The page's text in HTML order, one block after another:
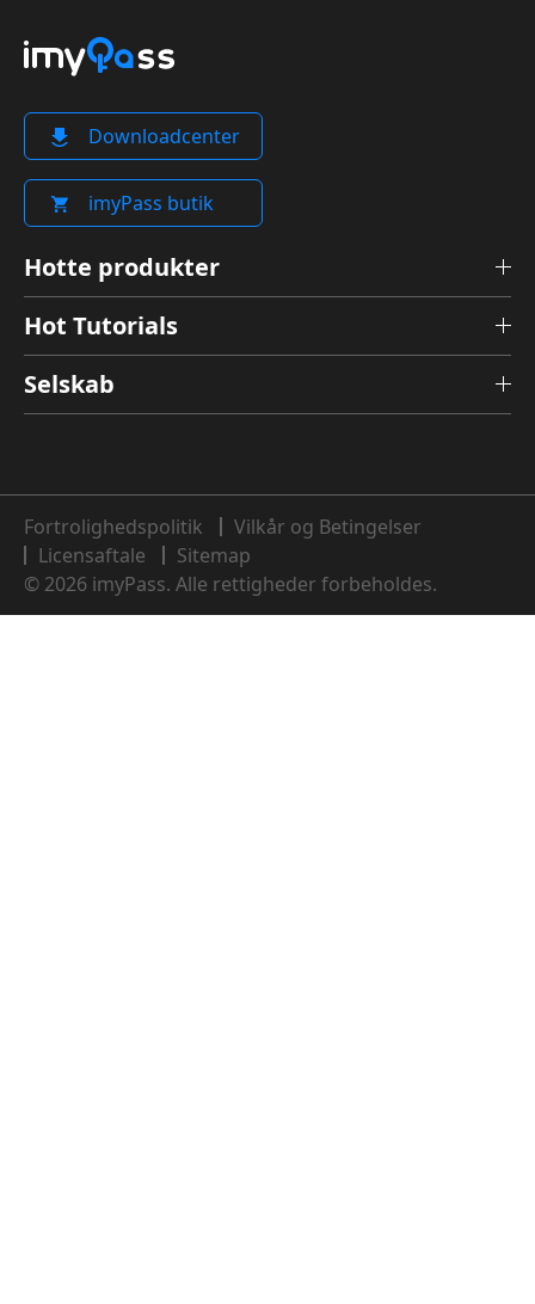
Downloadcenter
imyPass butik
Hotte produkter
Hot Tutorials
Selskab
Fortrolighedspolitik
Vilkår og Betingelser
Licensaftale
Sitemap
© 2026 imyPass. Alle rettigheder forbeholdes.